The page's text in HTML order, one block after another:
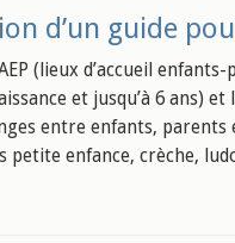
d’un guide
(lieux d’accueil
et jusqu’à 6 ans)
entre enfants, parents
petite enfance, crèche,